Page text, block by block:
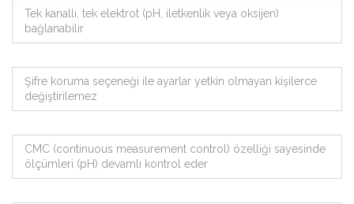
Tek kanallı, tek elektrot (pH, iletkenlik veya oksijen)
bağlanabilir
Şifre koruma seçeneği ile ayarlar yetkin olmayan kişilerce
değiştirilemez
CMC (continuous measurement control) özelliği sayesinde
ölçümleri (pH) devamlı kontrol eder